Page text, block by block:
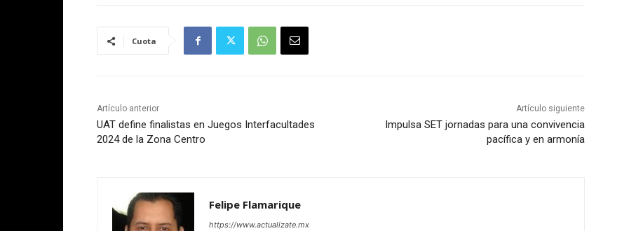
Cuota
Artículo anterior
UAT define finalistas en Juegos Interfacultades
2024 de la Zona Centro
Artículo siguiente
Impulsa SET jornadas para una convivencia
pacífica y en armonía
Felipe Flamarique
https://www.actualizate.mx